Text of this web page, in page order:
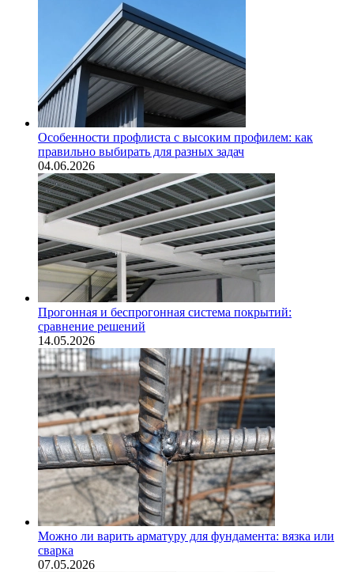
Особенности профлиста с высоким профилем: как
правильно выбирать для разных задач
04.06.2026
Прогонная и беспрогонная система покрытий:
сравнение решений
14.05.2026
Можно ли варить арматуру для фундамента: вязка или
сварка
07.05.2026